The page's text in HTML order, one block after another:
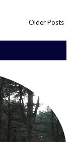
Older Posts